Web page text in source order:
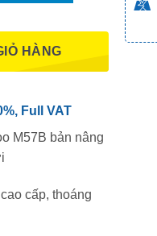
HÀNG
Full VAT
M57B bản nâng
cấp, thoáng